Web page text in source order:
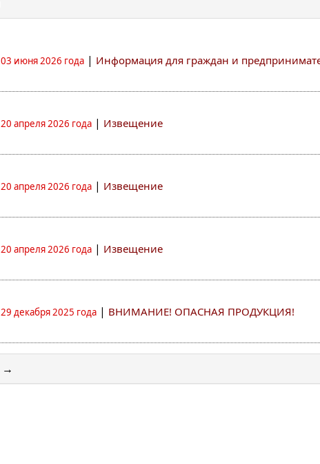
03 июня 2026 года | Информация для граждан и
20 апреля 2026 года | Извещение
20 апреля 2026 года | Извещение
20 апреля 2026 года | Извещение
29 декабря 2025 года | ВНИМАНИЕ! ОПАСНАЯ ПРОДУКЦИЯ!
→